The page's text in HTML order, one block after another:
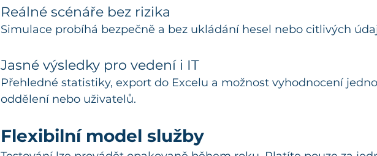
Reálné scénáře bez rizika
Simulace probíhá bezpečně a bez ukládání hesel nebo citlivých
Jasné výsledky pro vedení i IT
Přehledné statistiky, export do Excelu a možnost vyhodnocení
oddělení nebo uživatelů.
Flexibilní model služby